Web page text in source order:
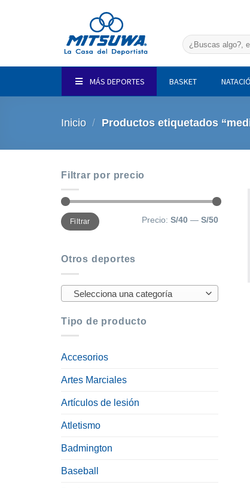
Buscar
por:
MÁS DEPORTES BASKET
Inicio / Productos etiquetados
Filtrar por precio
Precio
mínimo
Precio
máximo
Filtrar Precio: S/40— S/50
Otros deportes
Selecciona una categoría
Tipo de producto
Accesorios
Artes Marciales
Artículos de lesión
Atletismo
Badmington
Baseball